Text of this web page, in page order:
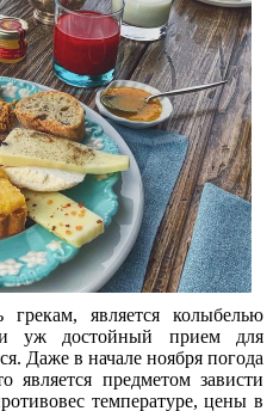
является колыбелью
и уж достойный прием для
Даже в начале ноября погода
является предметом зависти
температуре, цены в